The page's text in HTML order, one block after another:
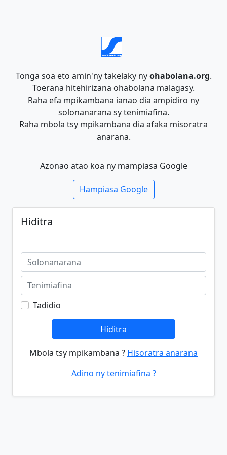
Tonga soa eto amin'ny takelaky nyohabolana.org.
Toerana hitehirizana ohabolana malagasy.
Raha efa mpikambana ianao dia ampidiro ny
solonanarana sy tenimiafina.
Raha mbola tsy mpikambana dia afaka misoratra
anarana.
Azonao atao koa ny mampiasa Google
Hampiasa Google
Hiditra
Tadidio
Hiditra
Mbola tsy mpikambana ? Hisoratra anarana
Adino ny tenimiafina ?